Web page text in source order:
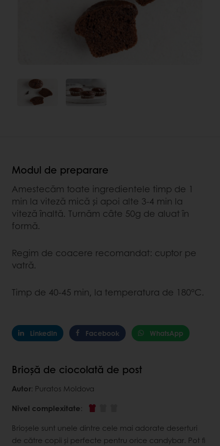
Modul de preparare
Amestecăm toate ingredientele timp de 1
min la viteză mică şi apoi alte 3-4 min la
viteză înaltă. Turnăm câte 50g de aluat în
formă.
Regim de coacere recomandat: cuptor pe
vatră.
Timp de 40-45 min, la temperatura de 180°C.
LinkedIn Facebook WhatsApp
Brioșă de ciocolată de post
Autor: Puratos Moldova
Nivel complexitate:
Brioșele sunt unele dintre cele mai adorate deserturi
de către copii și perfecte pentru orice candybar. Pot fi